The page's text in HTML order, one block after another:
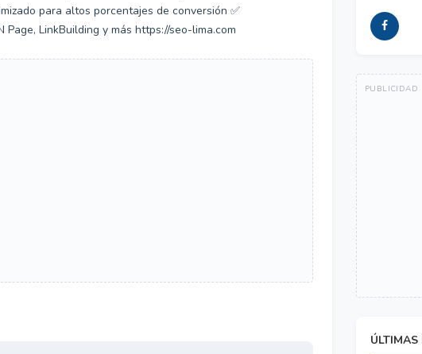
para altos porcentajes de conversión ✅
Page, LinkBuilding y más https://seo-lima.com